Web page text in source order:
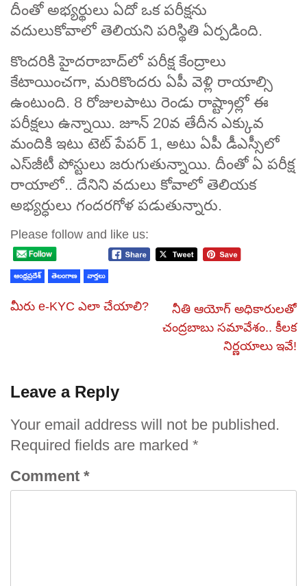
దీంతో అభ్యర్థులు ఏదో ఒక పరీక్షను
వదులుకోవాలో తెలియని పరిస్థితి ఏర్పడింది.
కొందరికి హైదరాబాద్‌లో పరీక్ష కేంద్రాలు
కేటాయించగా, మరికొందరు ఏపీ వెళ్లి రాయాల్సి
ఉంటుంది. 8 రోజులపాటు రెండు రాష్ట్రాల్లో ఈ
పరీక్షలు ఉన్నాయి. జూన్‌ 20వ తేదీన ఎక్కువ
మందికి ఇటు టెట్‌ పేపర్‌ 1, అటు ఏపీ డీఎస్సీలో
ఎస్‌జీటీ పోస్టులు జరుగుతున్నాయి. దీంతో ఏ పరీక్ష
రాయాలో.. దేనిని వదులు కోవాలో తెలియక
అభ్యర్ధులు గందరగోళ పడుతున్నారు.
Please follow and like us:
ఆంధ్రప్రదేశ్ తెలంగాణ వార్తలు
మీరు e-KYC ఎలా చేయాలి?
నీతి ఆయోగ్‌ అధికారులతో
చంద్రబాబు సమావేశం.. కీలక
నిర్ణయాలు ఇవే!
Leave a Reply
Your email address will not be published.
Required fields are marked *
Comment *